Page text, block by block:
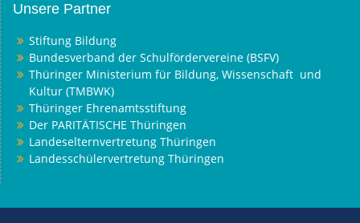
Unsere Partner
Stiftung Bildung
Bundesverband der Schulfördervereine (BSFV)
Thüringer Ministerium für Bildung, Wissenschaft und
Kultur (TMBWK)
Thüringer Ehrenamtsstiftung
Der PARITÄTISCHE Thüringen
Landeselternvertretung Thüringen
Landesschülervertretung Thüringen